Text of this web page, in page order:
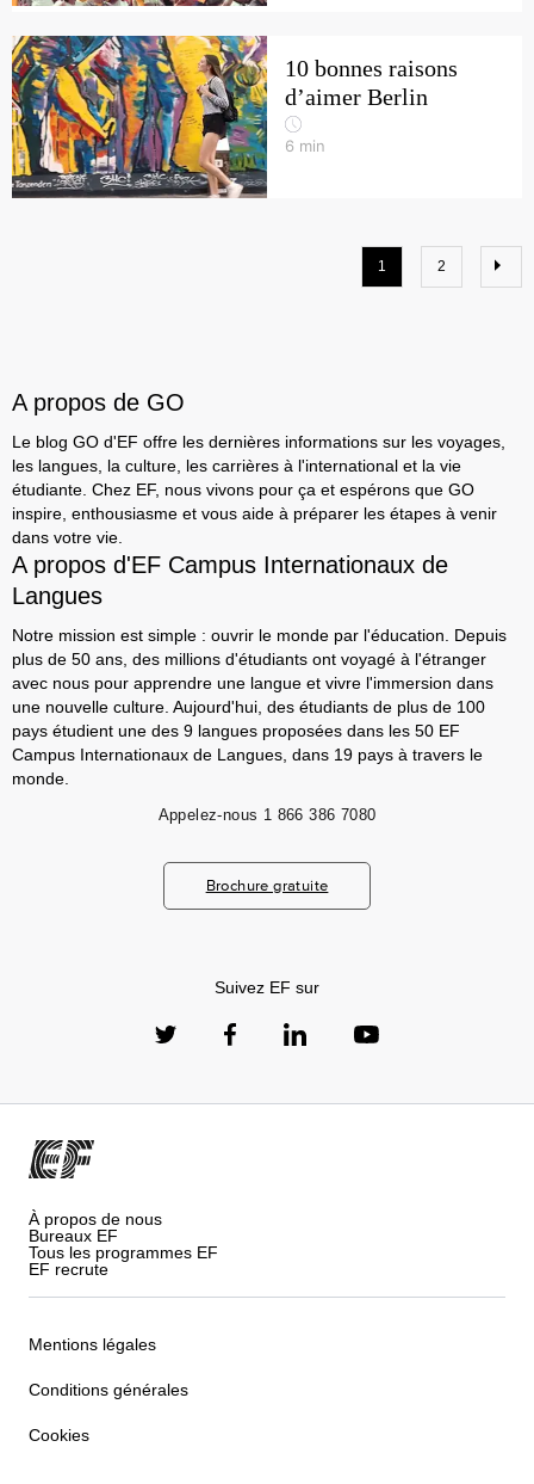
10 bonnes raisons
d’aimer Berlin
6 min
1 2
A propos de GO
Le blog GO d'EF offre les dernières informations sur les voyages,
les langues, la culture, les carrières à l'international et la vie
étudiante. Chez EF, nous vivons pour ça et espérons que GO
inspire, enthousiasme et vous aide à préparer les étapes à venir
dans votre vie.
A propos d'EF Campus Internationaux de
Langues
Notre mission est simple : ouvrir le monde par l'éducation. Depuis
plus de 50 ans, des millions d'étudiants ont voyagé à l'étranger
avec nous pour apprendre une langue et vivre l'immersion dans
une nouvelle culture. Aujourd'hui, des étudiants de plus de 100
pays étudient une des 9 langues proposées dans les 50 EF
Campus Internationaux de Langues, dans 19 pays à travers le
monde.
Appelez-nous 1 866 386 7080
Brochure gratuite
Suivez EF sur
À propos de nous
Bureaux EF
Tous les programmes EF
EF recrute
Mentions légales
Conditions générales
Cookies